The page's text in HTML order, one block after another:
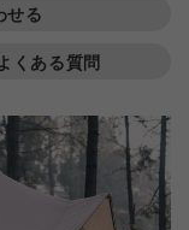
せる
くある質問